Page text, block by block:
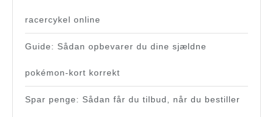
racercykel online
Guide: Sådan opbevarer du dine sjældne
pokémon-kort korrekt
Spar penge: Sådan får du tilbud, når du bestiller